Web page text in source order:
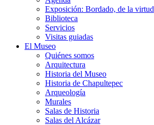
Exposición: Bordado, de la virtud
Biblioteca
Servicios
Visitas guiadas
El Museo
Quiénes somos
Arquitectura
Historia del Museo
Historia de Chapultepec
Arqueología
Murales
Salas de Historia
Salas del Alcázar